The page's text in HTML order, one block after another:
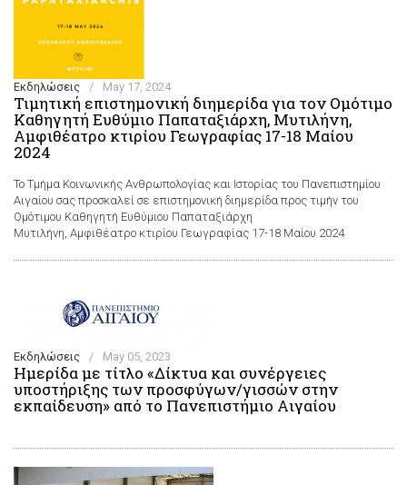
Εκδηλώσεις / May 17, 2024
Τιμητική επιστημονική διημερίδα για τον Ομότιμο
Καθηγητή Ευθύμιο Παπαταξιάρχη, Μυτιλήνη,
Αμφιθέατρο κτιρίου Γεωγραφίας 17-18 Μαίου
2024
Το Τμήμα Κοινωνικής Ανθρωπολογίας και Ιστορίας του Πανεπιστημίου
Αιγαίου σας προσκαλεί σε επιστημονική διημερίδα προς τιμήν του
Ομότιμου Καθηγητή Ευθύμιου Παπαταξιάρχη
Μυτιλήνη, Αμφιθέατρο κτιρίου Γεωγραφίας 17-18 Μαίου 2024
Εκδηλώσεις / May 05, 2023
Ημερίδα με τίτλο «Δίκτυα και συνέργειες
υποστήριξης των προσφύγων/γισσών στην
εκπαίδευση» από το Πανεπιστήμιο Αιγαίου